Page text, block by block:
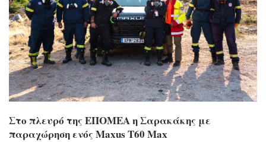
Στο πλευρό της ΕΠΟΜΕΑ η Σαρακάκης με
παραχώρηση ενός Maxus T60 Max